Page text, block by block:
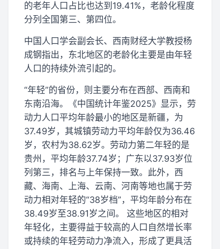
的老年人口占比也达到19.41%，老龄化程度
分列全国第三、第四位。
中国人口学会副会长、西南财经大学教授杨
成钢指出，东北地区的老龄化主要是由年轻
人口的持续外流引起的。
“年轻”的省份，则主要分布在西部、西南和
东南沿海。《中国统计年鉴2025》显示，劳
动力人口平均年龄最小的地区是新疆，为
37.49岁，其城镇劳动力平均年龄仅为36.46
岁，农村为38.62岁。劳动力第二年轻的是
贵州，平均年龄37.74岁；广东以37.93岁位
列第三，排名与上年保持一致。此外，西
藏、海南、上海、云南、河南等地也属于劳
动力相对年轻的“38岁档”，平均年龄分布在
38.49岁至38.91岁之间。 这些地区的相对
年轻化，主要得益于较高的人口自然增长率
或持续的年轻劳动力净流入，形成了更具活